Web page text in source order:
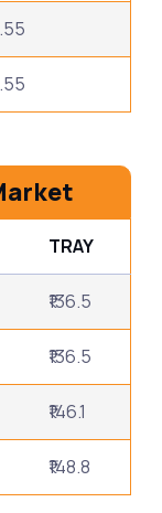
TRAY
₹136.5
₹136.5
₹146.1
₹148.8